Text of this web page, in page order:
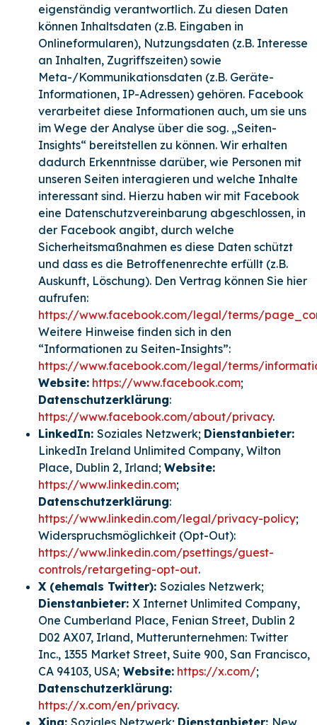
eigenständig verantwortlich. Zu diesen Daten
können Inhaltsdaten (z.B. Eingaben in
Onlineformularen), Nutzungsdaten (z.B. Interesse
an Inhalten, Zugriffszeiten) sowie
Meta-/Kommunikationsdaten (z.B. Geräte-
Informationen, IP-Adressen) gehören. Facebook
verarbeitet diese Informationen auch, um sie uns
im Wege der Analyse über die sog. „Seiten-
Insights“ bereitstellen zu können. Wir erhalten
dadurch Erkenntnisse darüber, wie Personen mit
unseren Seiten interagieren und welche Inhalte
interessant sind. Hierzu haben wir mit Facebook
eine Datenschutzvereinbarung abgeschlossen, in
der Facebook angibt, durch welche
Sicherheitsmaßnahmen es diese Daten schützt
und dass es die Betroffenenrechte erfüllt (z.B.
Auskunft, Löschung). Den Vertrag können Sie hier
aufrufen:
https://www.facebook.com/legal/terms/
Weitere Hinweise finden sich in den
“Informationen zu Seiten-Insights”:
https://www.facebook.com/legal/terms/
Website: https://www.facebook.com;
Datenschutzerklärung:
https://www.facebook.com/about/privacy.
LinkedIn: Soziales Netzwerk; Dienstanbieter:
LinkedIn Ireland Unlimited Company, Wilton
Place, Dublin 2, Irland; Website:
https://www.linkedin.com;
Datenschutzerklärung:
https://www.linkedin.com/legal/privacy-policy;
Widerspruchsmöglichkeit (Opt-Out):
https://www.linkedin.com/psettings/guest-
controls/retargeting-opt-out.
X (ehemals Twitter): Soziales Netzwerk;
Dienstanbieter: X Internet Unlimited Company,
One Cumberland Place, Fenian Street, Dublin 2
D02 AX07, Irland, Mutterunternehmen: Twitter
Inc., 1355 Market Street, Suite 900, San Francisco,
CA 94103, USA; Website: https://x.com/;
Datenschutzerklärung:
https://x.com/en/privacy.
Xing: Soziales Netzwerk; Dienstanbieter: New